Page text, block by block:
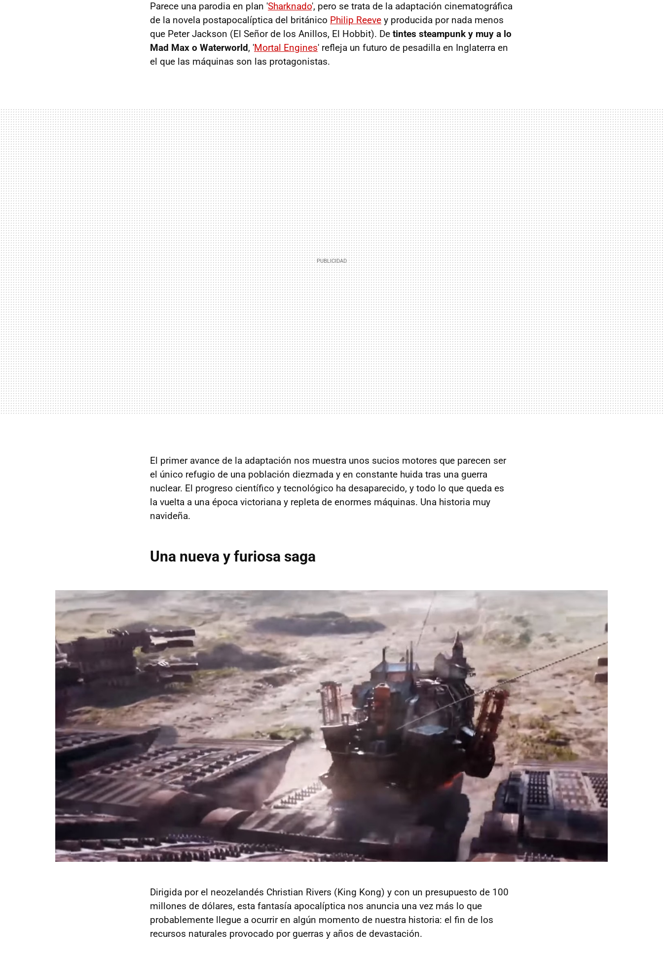
Parece una parodia en plan 'Sharknado', pero se trata de la adaptación cinematográfica
de la novela postapocalíptica del británico Philip Reeve y producida por nada menos
que Peter Jackson (El Señor de los Anillos, El Hobbit). De tintes steampunk y muy a lo
Mad Max o Waterworld, 'Mortal Engines' refleja un futuro de pesadilla en Inglaterra en
el que las máquinas son las protagonistas.
El primer avance de la adaptación nos muestra unos sucios motores que parecen ser
el único refugio de una población diezmada y en constante huida tras una guerra
nuclear. El progreso científico y tecnológico ha desaparecido, y todo lo que queda es
la vuelta a una época victoriana y repleta de enormes máquinas. Una historia muy
navideña.
Una nueva y furiosa saga
Dirigida por el neozelandés Christian Rivers (King Kong) y con un presupuesto de 100
millones de dólares, esta fantasía apocalíptica nos anuncia una vez más lo que
probablemente llegue a ocurrir en algún momento de nuestra historia: el fin de los
recursos naturales provocado por guerras y años de devastación.